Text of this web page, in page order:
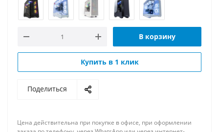
В корзину
Купить в 1 клик
Поделиться
Цена действительна при покупке в офисе, при оформлении